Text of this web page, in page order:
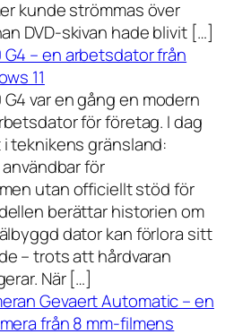
kunde strömmas över
DVD-skivan hade blivit […]
G4 – en arbetsdator från
11
G4 var en gång en modern
för företag. I dag
teknikens gränsland:
för
utan officiellt stöd för
berättar historien om
dator kan förlora sitt
– trots att hårdvaran
När […]
Gevaert Automatic – en
från 8 mm-filmens